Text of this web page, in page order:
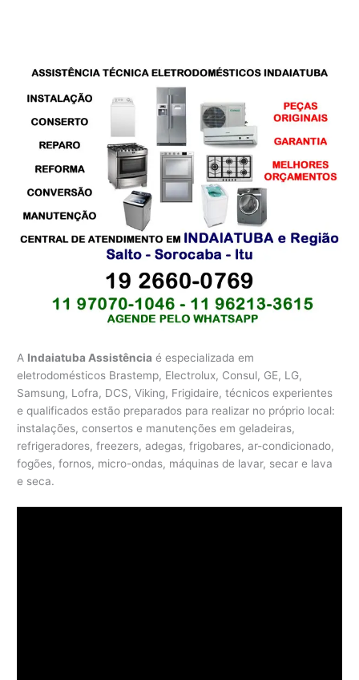
A Indaiatuba Assistência é especializada em
eletrodomésticos Brastemp, Electrolux, Consul, GE, LG,
Samsung, Lofra, DCS, Viking, Frigidaire, técnicos experientes
e qualificados estão preparados para realizar no próprio local:
instalações, consertos e manutenções em geladeiras,
refrigeradores, freezers, adegas, frigobares, ar-condicionado,
fogões, fornos, micro-ondas, máquinas de lavar, secar e lava
e seca.